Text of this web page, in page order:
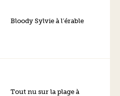
Bloody Sylvie à l’érable
Tout nu sur la plage à